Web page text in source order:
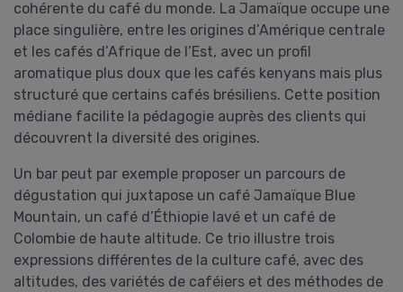
cohérente du café du monde. La Jamaïque occupe une
place singulière, entre les origines d’Amérique centrale
et les cafés d’Afrique de l’Est, avec un profil
aromatique plus doux que les cafés kenyans mais plus
structuré que certains cafés brésiliens. Cette position
médiane facilite la pédagogie auprès des clients qui
découvrent la diversité des origines.
Un bar peut par exemple proposer un parcours de
dégustation qui juxtapose un café Jamaïque Blue
Mountain, un café d’Éthiopie lavé et un café de
Colombie de haute altitude. Ce trio illustre trois
expressions différentes de la culture café, avec des
altitudes, des variétés de caféiers et des méthodes de